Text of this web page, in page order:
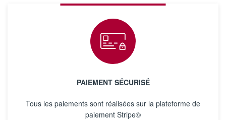
PAIEMENT SÉCURISÉ
Tous les paiements sont réalisées sur la plateforme de
paiement Stripe©